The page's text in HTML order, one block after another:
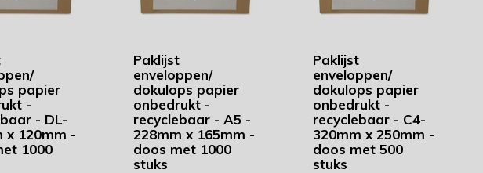
papier
-
- DL-
x 120mm -
1000
Paklijst
enveloppen/
dokulops papier
onbedrukt -
recyclebaar - A5 -
228mm x 165mm -
doos met 1000
stuks
Paklijst
enveloppen/
dokulops papier
onbedrukt -
recyclebaar - C4-
320mm x 250mm -
doos met 500
stuks